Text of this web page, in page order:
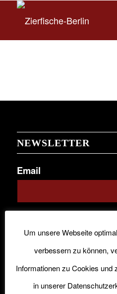
NEWSLETTER
Email
Um unsere Webseite
verbessern zu können,
Informationen zu Cookies
in unserer